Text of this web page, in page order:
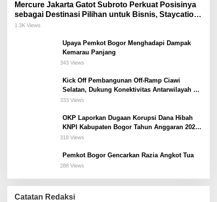
Mercure Jakarta Gatot Subroto Perkuat Posisinya
sebagai Destinasi Pilihan untuk Bisnis, Staycation,
Meeting, dan Kuliner di Jakarta Selatan
1.3K Views
Upaya Pemkot Bogor Menghadapi Dampak
Kemarau Panjang
343 Views
Kick Off Pembangunan Off-Ramp Ciawi
Selatan, Dukung Konektivitas Antarwilayah di
Bogor Selatan
333 Views
OKP Laporkan Dugaan Korupsi Dana Hibah
KNPI Kabupaten Bogor Tahun Anggaran 2025
Ke Kejaksaan
318 Views
Pemkot Bogor Gencarkan Razia Angkot Tua
288 Views
Catatan Redaksi